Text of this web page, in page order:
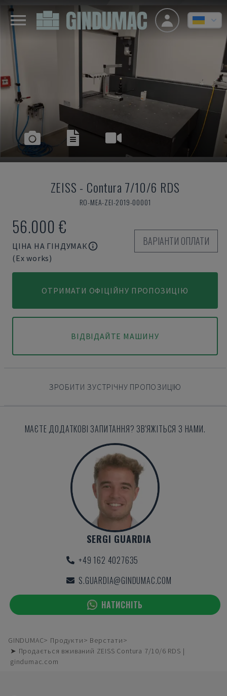
ZEISS - Contura 7/10/6 RDS
RO-MEA-ZEI-2019-00001
56.000 €
ЦІНА НА ГІНДУМАК
(Ex works)
ВАРІАНТИ ОПЛАТИ
ОТРИМАТИ ОФІЦІЙНУ ПРОПОЗИЦІЮ
ВІДВІДАЙТЕ МАШИНУ
ЗРОБИТИ ЗУСТРІЧНУ ПРОПОЗИЦІЮ
МАЄТЕ ДОДАТКОВІ ЗАПИТАННЯ? ЗВ'ЯЖІТЬСЯ З НАМИ.
SERGI GUARDIA
+49 162 4027635
S.GUARDIA@GINDUMAC.COM
НАТИСНІТЬ
GINDUMAC Продукти
Верстати
➤ Продається вживаний ZEISS Contura 7/10/6 RDS |
gindumac.com